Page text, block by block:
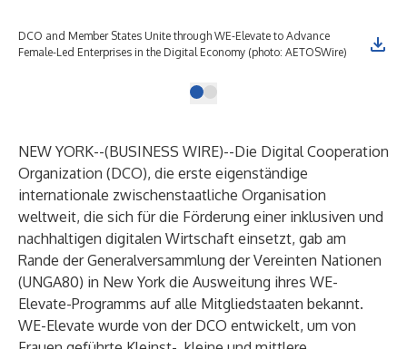
DCO and Member States Unite through WE-Elevate to Advance
Female-Led Enterprises in the Digital Economy (photo: AETOSWire)
NEW YORK--(BUSINESS WIRE)--Die Digital Cooperation
Organization (DCO), die erste eigenständige
internationale zwischenstaatliche Organisation
weltweit, die sich für die Förderung einer inklusiven und
nachhaltigen digitalen Wirtschaft einsetzt, gab am
Rande der Generalversammlung der Vereinten Nationen
(UNGA80) in New York die Ausweitung ihres WE-
Elevate-Programms auf alle Mitgliedstaaten bekannt.
WE-Elevate wurde von der DCO entwickelt, um von